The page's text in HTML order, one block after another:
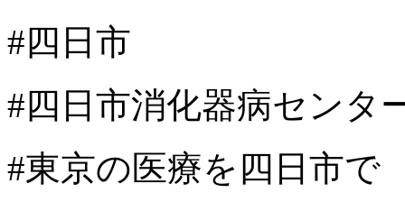
#四日市
#四日市消化器病センタ
#東京の医療を四日市で